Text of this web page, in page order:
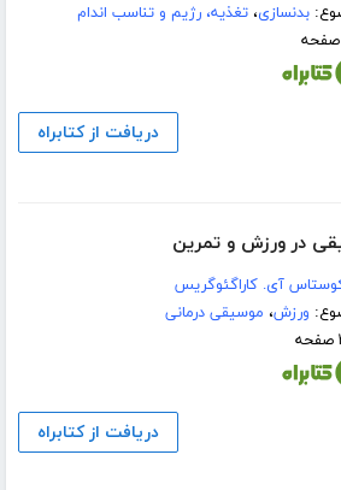
بدنسازی،تغذیه، رژیم و تناسب اندام
دریافت از کتابراه
در ورزش و تمرین
آی. کاراگئوگریس
ورزش، موسیقی درمانی
دریافت از کتابراه